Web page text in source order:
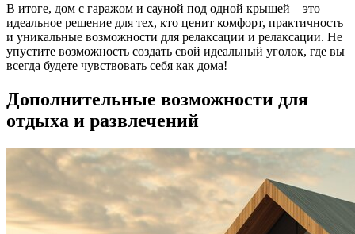
В итоге, дом с гаражом и сауной под одной крышей – это
идеальное решение для тех, кто ценит комфорт, практичность
и уникальные возможности для релаксации и релаксации. Не
упустите возможность создать свой идеальный уголок, где вы
всегда будете чувствовать себя как дома!
Дополнительные возможности для
отдыха и развлечений